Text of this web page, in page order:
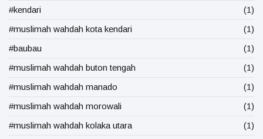
#kendari
(1)
#muslimah wahdah kota kendari
(1)
#baubau
(1)
#muslimah wahdah buton tengah
(1)
#muslimah wahdah manado
(1)
#muslimah wahdah morowali
(1)
#muslimah wahdah kolaka utara
(1)